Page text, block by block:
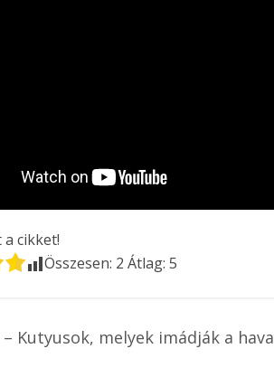
cikket!
Összesen: 2 Átlag: 5
Kutyusok, melyek imádják a